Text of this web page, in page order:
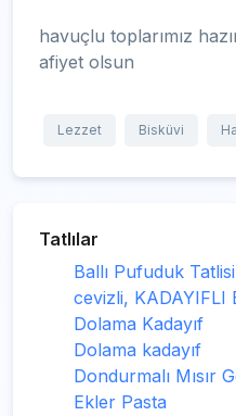
havuçlu toplarımız
afiyet olsun
Lezzet Bisküvi
Tatlılar
Ballı Pufuduk Tatlisi
cevizli, KADAYIFLI
Dolama Kadayıf
Dolama kadayıf
Dondurmalı Mısır
Ekler Pasta